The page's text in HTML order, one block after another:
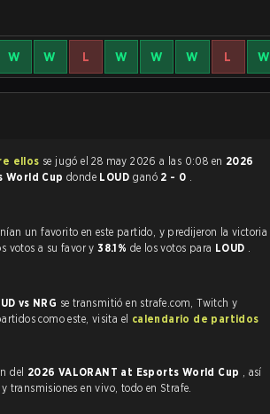
W W L W W W L W
ellos se jugó el 28 may 2026 a las 0:08 en 2026
World Cup donde LOUD ganó 2 - 0 .
votos a su favor y38.1% de los votos para LOUD .
vs NRG se transmitió en strafe.com, Twitch y
como este, visita el calendario de partidos
del 2026 VALORANT at Esports World Cup , así
y transmisiones en vivo, todo en Strafe.